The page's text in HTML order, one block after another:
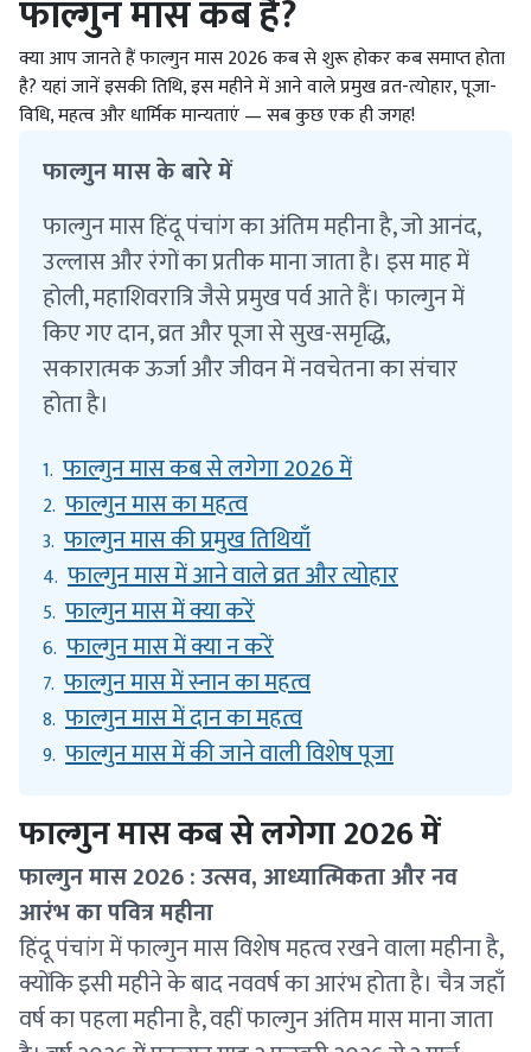
फाल्गुन मास कब है?
क्या आप जानते हैं फाल्गुन मास 2026 कब से शुरू होकर कब समाप्त होता
है? यहां जानें इसकी तिथि, इस महीने में आने वाले प्रमुख व्रत-त्योहार, पूजा-
विधि, महत्व और धार्मिक मान्यताएं — सब कुछ एक ही जगह!
फाल्गुन मास के बारे में
फाल्गुन मास हिंदू पंचांग का अंतिम महीना है, जो आनंद,
उल्लास और रंगों का प्रतीक माना जाता है। इस माह में
होली, महाशिवरात्रि जैसे प्रमुख पर्व आते हैं। फाल्गुन में
किए गए दान, व्रत और पूजा से सुख-समृद्धि,
सकारात्मक ऊर्जा और जीवन में नवचेतना का संचार
होता है।
1. फाल्गुन मास कब से लगेगा 2026 में
2. फाल्गुन मास का महत्व
3. फाल्गुन मास की प्रमुख तिथियाँ
4. फाल्गुन मास में आने वाले व्रत और त्योहार
5. फाल्गुन मास में क्या करें
6. फाल्गुन मास में क्या न करें
7. फाल्गुन मास में स्नान का महत्व
8. फाल्गुन मास में दान का महत्व
9. फाल्गुन मास में की जाने वाली विशेष पूजा
फाल्गुन मास कब से लगेगा 2026 में
फाल्गुन मास 2026 : उत्सव, आध्यात्मिकता और नव
आरंभ का पवित्र महीना
हिंदू पंचांग में फाल्गुन मास विशेष महत्व रखने वाला महीना है,
क्योंकि इसी महीने के बाद नववर्ष का आरंभ होता है। चैत्र जहाँ
वर्ष का पहला महीना है, वहीं फाल्गुन अंतिम मास माना जाता